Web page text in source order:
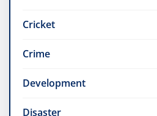
Cricket
Crime
Development
Disaster